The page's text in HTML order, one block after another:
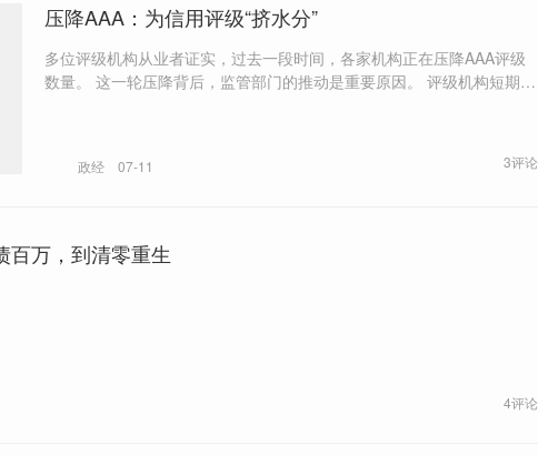
压降AAA：为信用评级“挤水分”
多位评级机构从业者证实，过去一段时间，各家机构正在压降AAA评级
数量。 这一轮压降背后，监管部门的推动是重要原因。 评级机构短期内
政经 07-11 3评论
百万，到清零重生
4评论